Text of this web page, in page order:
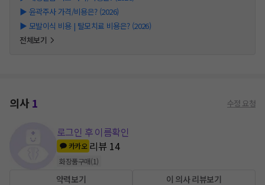
▶ 윤곽주사 가격/비용은? (2026)
▶ 모발이식 비용 | 탈모치료 비용은? (2026)
전체보기
의사1 수정 요청
로그인 후 이름확인
카카오 리뷰 14
화장품구매(1)
약력보기 이 의사 리뷰보기